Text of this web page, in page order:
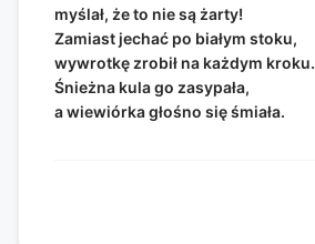
myślał, że to nie są żarty!
Zamiast jechać po białym stoku,
wywrotkę zrobił na każdym kroku.
Śnieżna kula go zasypała,
a wiewiórka głośno się śmiała.